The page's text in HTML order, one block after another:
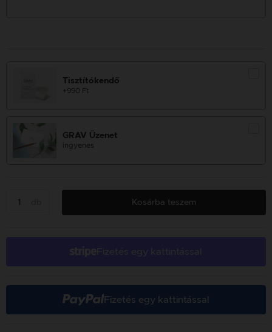
Tisztítókendő
+990 Ft
GRAV Üzenet
ingyenes
Kosárba teszem
Fizetés egy kattintással